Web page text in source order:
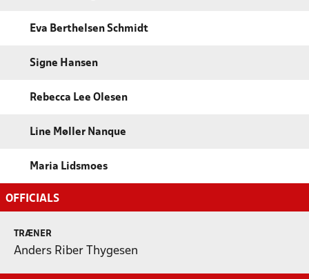
Eva Berthelsen Schmidt
Signe Hansen
Rebecca Lee Olesen
Line Møller Nanque
Maria Lidsmoes
OFFICIALS
TRÆNER
Anders Riber Thygesen